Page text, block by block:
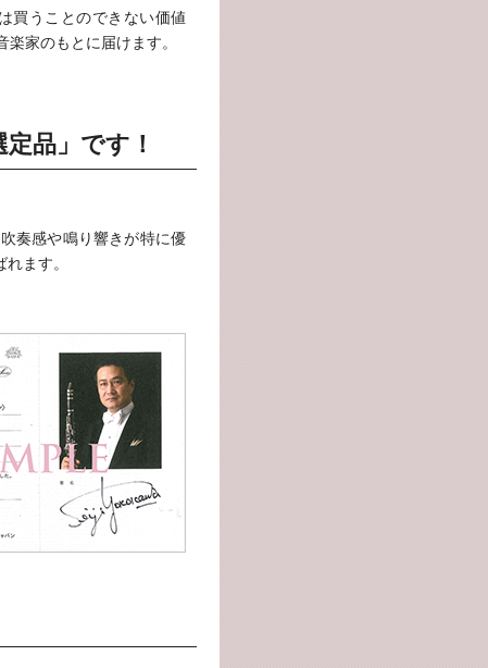
買うことのできない価値
家のもとに届けます。
品」です！
奏感や鳴り響きが特に優
ます。